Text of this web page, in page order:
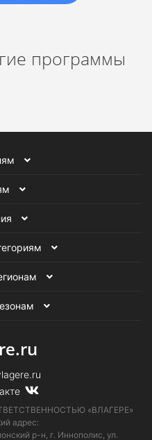
программы
«ВЛАГЕРЕ»
адрес:
р-н, г. Иннополис, ул.